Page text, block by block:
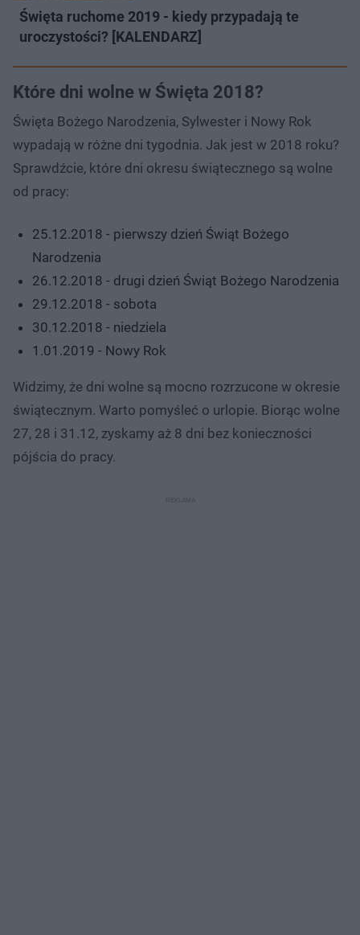
Święta ruchome 2019 - kiedy przypadają te
uroczystości? [KALENDARZ]
Które dni wolne w Święta 2018?
Święta Bożego Narodzenia, Sylwester i Nowy Rok
wypadają w różne dni tygodnia. Jak jest w 2018 roku?
Sprawdźcie, które dni okresu świątecznego są wolne
od pracy:
25.12.2018 - pierwszy dzień Świąt Bożego
Narodzenia
26.12.2018 - drugi dzień Świąt Bożego Narodzenia
29.12.2018 - sobota
30.12.2018 - niedziela
1.01.2019 - Nowy Rok
Widzimy, że dni wolne są mocno rozrzucone w okresie
świątecznym. Warto pomyśleć o urlopie. Biorąc wolne
27, 28 i 31.12, zyskamy aż 8 dni bez konieczności
pójścia do pracy.